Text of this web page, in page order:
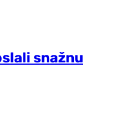
snažnu